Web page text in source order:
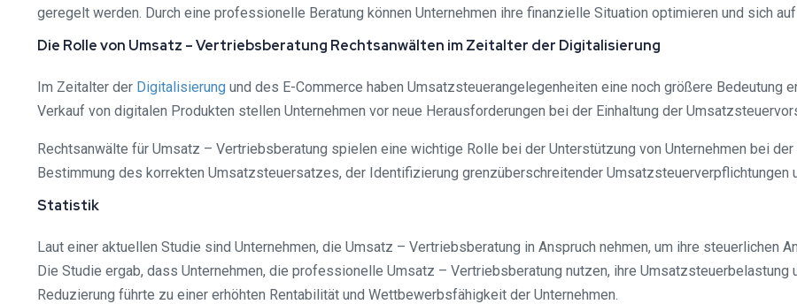
geregelt werden. Durch eine professionelle Beratung können Unternehmen ihre finanzielle Situation optimieren und sich
Die Rolle von Umsatz – Vertriebsberatung Rechtsanwälten im Zeitalter der Digitalisierung
Im Zeitalter der Digitalisierung und des E-Commerce haben Umsatzsteuerangelegenheiten eine noch größere Bedeutung
Verkauf von digitalen Produkten stellen Unternehmen vor neue Herausforderungen bei der Einhaltung der
Rechtsanwälte für Umsatz – Vertriebsberatung spielen eine wichtige Rolle bei der Unterstützung von Unternehmen bei
Bestimmung des korrekten Umsatzsteuersatzes, der Identifizierung grenzüberschreitender Umsatzsteuerverpflichtungen
Statistik
Laut einer aktuellen Studie sind Unternehmen, die Umsatz – Vertriebsberatung in Anspruch nehmen, um ihre steuerlichen
Die Studie ergab, dass Unternehmen, die professionelle Umsatz – Vertriebsberatung nutzen, ihre Umsatzsteuerbelastung
Reduzierung führte zu einer erhöhten Rentabilität und Wettbewerbsfähigkeit der Unternehmen.